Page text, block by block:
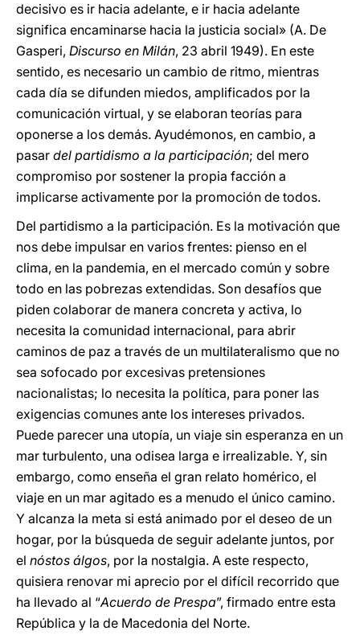
decisivo es ir hacia adelante, e ir hacia adelante
significa encaminarse hacia la justicia social» (A. De
Gasperi, Discurso en Milán, 23 abril 1949). En este
sentido, es necesario un cambio de ritmo, mientras
cada día se difunden miedos, amplificados por la
comunicación virtual, y se elaboran teorías para
oponerse a los demás. Ayudémonos, en cambio, a
pasar del partidismo a la participación; del mero
compromiso por sostener la propia facción a
implicarse activamente por la promoción de todos.
Del partidismo a la participación. Es la motivación que
nos debe impulsar en varios frentes: pienso en el
clima, en la pandemia, en el mercado común y sobre
todo en las pobrezas extendidas. Son desafíos que
piden colaborar de manera concreta y activa, lo
necesita la comunidad internacional, para abrir
caminos de paz a través de un multilateralismo que no
sea sofocado por excesivas pretensiones
nacionalistas; lo necesita la política, para poner las
exigencias comunes ante los intereses privados.
Puede parecer una utopía, un viaje sin esperanza en un
mar turbulento, una odisea larga e irrealizable. Y, sin
embargo, como enseña el gran relato homérico, el
viaje en un mar agitado es a menudo el único camino.
Y alcanza la meta si está animado por el deseo de un
hogar, por la búsqueda de seguir adelante juntos, por
el nóstos álgos, por la nostalgia. A este respecto,
quisiera renovar mi aprecio por el difícil recorrido que
ha llevado al “Acuerdo de Prespa”, firmado entre esta
República y la de Macedonia del Norte.